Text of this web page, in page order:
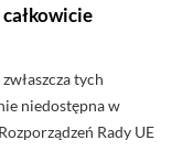
tych
niedostępna w
Rady UE